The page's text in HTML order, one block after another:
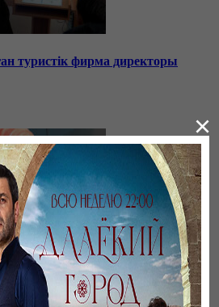
туристік фирма директоры
жалақы көтеруді талап етті
×